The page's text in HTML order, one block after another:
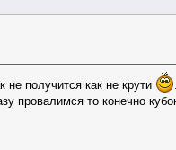
не получится как не крути
провалимся то конечно